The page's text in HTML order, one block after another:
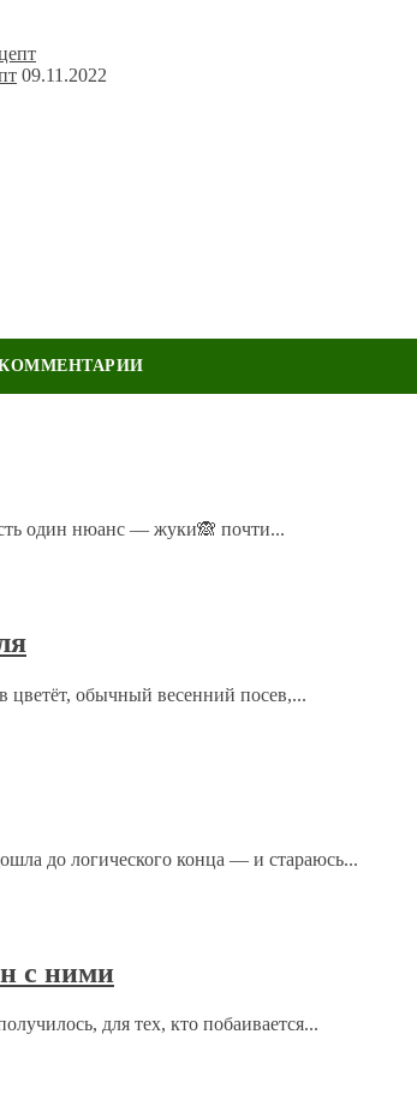
09.11.2022
Политика конфиденциальности.
один нюанс — жуки🙈 почти...
обычный весенний посев,...
до логического конца — и стараюсь...
с ними
для тех, кто побаивается...